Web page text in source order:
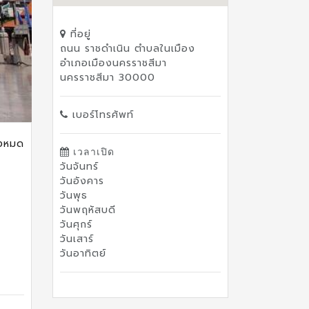
หมด
ที่อยู่
ถนน ราชดำเนิน ตำบลในเมือง
อำเภอเมืองนครราชสีมา
นครราชสีมา 30000
เบอร์โทรศัพท์
เวลาเปิด
วันจันทร์
วันอังคาร
วันพุธ
วันพฤหัสบดี
วันศุกร์
วันเสาร์
วันอาทิตย์